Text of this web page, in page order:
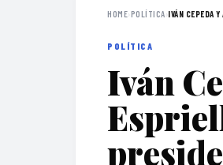
HOME›POLÍTICA›IVÁN CEPEDA
POLÍTICA
Iván